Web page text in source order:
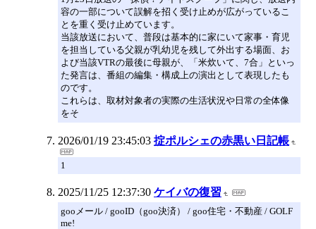
容の一部について誤解を招く受け止めが広がっているこ
とを重く受け止めています。
当該放送において、普段は基本的に家にいて家事・育児
を担当している父親が乳幼児を残して外出する場面、お
よび当該VTRの最後に母親が、「米炊いて、7合」といっ
た発言は、番組の編集・構成上の演出として表現したも
のです。
これらは、取材対象者の実際の生活状況や日常の全体像
をそ
2026/01/19 23:45:03 掟ポルシェの赤黒い日記帳
1
2025/11/25 12:37:30 ケイバの復習
gooメール / gooID（goo決済） / goo住宅・不動産 / GOLF
me!